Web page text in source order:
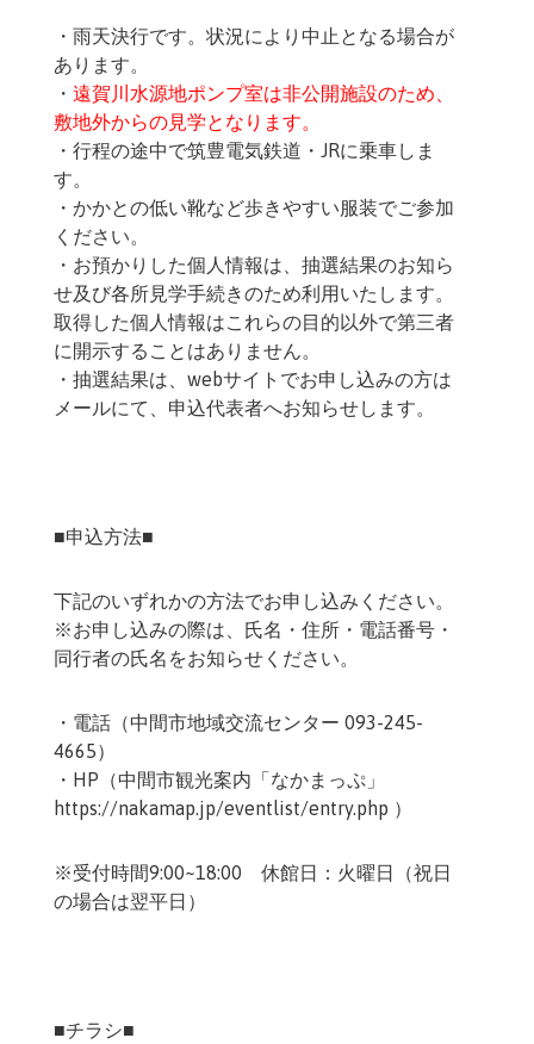
・雨天決行です。状況により中止となる場合が
あります。
・ 遠賀川水源地ポンプ室は非公開施設のため、
敷地外からの見学となります。
・行程の途中で筑豊電気鉄道・JRに乗車しま
す。
・かかとの低い靴など歩きやすい服装でご参加
ください。
・お預かりした個人情報は、抽選結果のお知ら
せ及び各所見学手続きのため利用いたします。
取得した個人情報はこれらの目的以外で第三者
に開示することはありません。
・抽選結果は、webサイトでお申し込みの方は
メールにて、申込代表者へお知らせします。
■申込方法■
下記のいずれかの方法でお申し込みください。
※お申し込みの際は、氏名・住所・電話番号・
同行者の氏名をお知らせください。
・電話（中間市地域交流センター 093-245-
4665）
・HP（中間市観光案内「なかまっぷ」
https://nakamap.jp/eventlist/entry.php ）
※受付時間9:00~18:00 休館日：火曜日（祝日
の場合は翌平日）
■チラシ■